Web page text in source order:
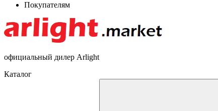
Покупателям
официальный дилер Arlight
Каталог